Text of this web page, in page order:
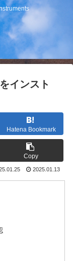
インスト
Hatena Bookmark
Copy
2025.01.13